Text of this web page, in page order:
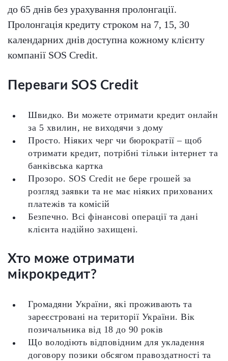
до 65 днів без урахування пролонгації.
Пролонгація кредиту строком на 7, 15, 30
календарних днів доступна кожному клієнту
компанії SOS Credit.
Переваги SOS Credit
Швидко. Ви можете отримати кредит онлайн
за 5 хвилин, не виходячи з дому
Просто. Ніяких черг чи бюрократії – щоб
отримати кредит, потрібні тільки інтернет та
банківська картка
Прозоро. SOS Credit не бере грошей за
розгляд заявки та не має ніяких прихованих
платежів та комісій
Безпечно. Всі фінансові операції та дані
клієнта надійно захищені.
Хто може отримати
мікрокредит?
Громадяни України, які проживають та
зареєстровані на території України. Вік
позичальника від 18 до 90 років
Що володіють відповідним для укладення
договору позики обсягом правоздатності та